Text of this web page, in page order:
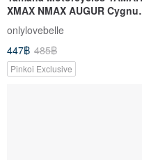
XMAX NMAX AUGUR
X 7th Gen Cygnus X XR
onlylovebelle
447฿ 485฿
Pinkoi Exclusive